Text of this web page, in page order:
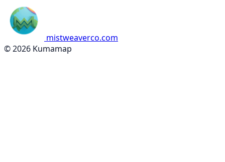
mistweaverco.com
© 2026 Kumamap